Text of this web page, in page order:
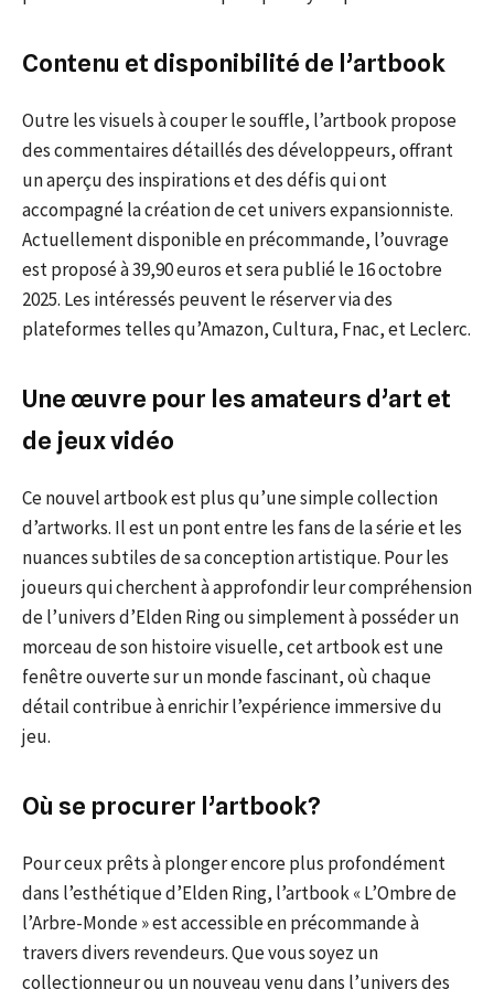
Contenu et disponibilité de l’artbook
Outre les visuels à couper le souffle, l’artbook propose
des commentaires détaillés des développeurs, offrant
un aperçu des inspirations et des défis qui ont
accompagné la création de cet univers expansionniste.
Actuellement disponible en précommande, l’ouvrage
est proposé à 39,90 euros et sera publié le 16 octobre
2025. Les intéressés peuvent le réserver via des
plateformes telles qu’Amazon, Cultura, Fnac, et Leclerc.
Une œuvre pour les amateurs d’art et
de jeux vidéo
Ce nouvel artbook est plus qu’une simple collection
d’artworks. Il est un pont entre les fans de la série et les
nuances subtiles de sa conception artistique. Pour les
joueurs qui cherchent à approfondir leur compréhension
de l’univers d’Elden Ring ou simplement à posséder un
morceau de son histoire visuelle, cet artbook est une
fenêtre ouverte sur un monde fascinant, où chaque
détail contribue à enrichir l’expérience immersive du
jeu.
Où se procurer l’artbook?
Pour ceux prêts à plonger encore plus profondément
dans l’esthétique d’Elden Ring, l’artbook « L’Ombre de
l’Arbre-Monde » est accessible en précommande à
travers divers revendeurs. Que vous soyez un
collectionneur ou un nouveau venu dans l’univers des